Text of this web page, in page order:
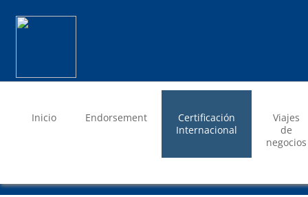
Inicio Endorsement
Certificación
Internacional
Viajes
de
negocios